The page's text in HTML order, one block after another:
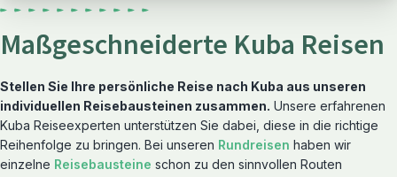
Maßgeschneiderte Kuba Reisen
Stellen Sie Ihre persönliche Reise nach Kuba aus unseren
individuellen Reisebausteinen zusammen. Unsere erfahrenen
Kuba Reiseexperten unterstützen Sie dabei, diese in die richtige
Reihenfolge zu bringen. Bei unseren Rundreisen haben wir
einzelne Reisebausteine schon zu den sinnvollen Routen